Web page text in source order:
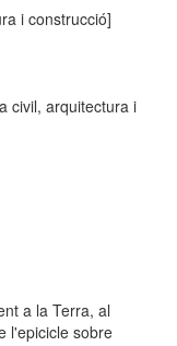
i construcció]
civil, arquitectura i
a la Terra, al
l'epicicle sobre